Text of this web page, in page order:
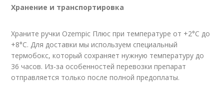
9,700грн
9,900грн
Хранение и транспортировка
Храните ручки Ozempic Плюс при температуре от +2°C до
+8°C. Для доставки мы используем специальный
термобокс, который сохраняет нужную температуру до
36 часов. Из-за особенностей перевозки препарат
отправляется только после полной предоплаты.